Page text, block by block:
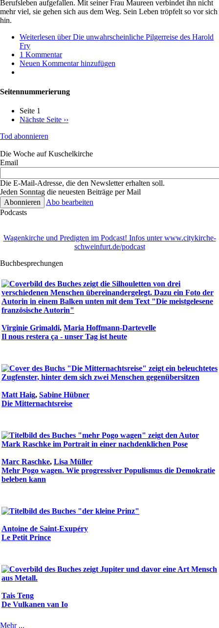
Berufsleben aufgefallen. Mit seiner Frau Maureen verbindet ihn nicht
mehr viel, sie gehen sich aus dem Weg. Sein Leben tröpfelt so vor sich
hin.
Weiterlesen über Die unwahrscheinliche Pilgerreise des Harold
Fry
1 Kommentar
Neuen Kommentar hinzufügen
Seitennummerierung
Seite 1
Nächste Seite ››
Tod abonnieren
Die Woche auf Kuschelkirche
Email
Die E-Mail-Adresse, die den Newsletter erhalten soll.
Jeden Sonntag die neuesten Beiträge per Mail
Abo bearbeiten
Podcasts
Wagenkirche und Predigten im Podcast! Infos unter www.citykirche-
schweinfurt.de/podcast
Buchbesprechungen
Virginie Grimaldi, Maria Hoffmann-Dartevelle
Il nous restera ça - unser Tag ist heute
Matt Haig, Sabine Hübner
Die Mitternachtsreise
Marc Raschke, Lisa Müller
Mehr Pogo wagen. Wie progressiver Populismus die Demokratie
beleben kann
Antoine de Saint-Exupéry
Le Petit Prince
Tais Teng
De Vulkanen van Io
Mehr ...